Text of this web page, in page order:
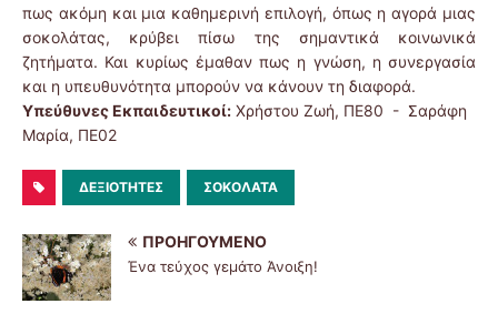
πως ακόμη και μια καθημερινή επιλογή, όπως η αγορά μιας
σοκολάτας, κρύβει πίσω της σημαντικά κοινωνικά
ζητήματα. Και κυρίως έμαθαν πως η γνώση, η συνεργασία
και η υπευθυνότητα μπορούν να κάνουν τη διαφορά.
Υπεύθυνες Εκπαιδευτικοί: Χρήστου Ζωή, ΠΕ80 - Σαράφη
Μαρία, ΠΕ02
ΔΕΞΙΌΤΗΤΕΣ ΣΟΚΟΛΆΤΑ
ΠΡΟΗΓΟΎΜΕΝΟ
Ένα τεύχος γεμάτο Άνοιξη!